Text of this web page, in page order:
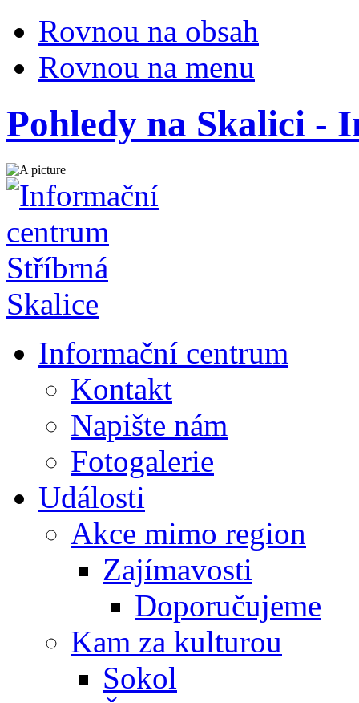
Rovnou na obsah
Rovnou na menu
Pohledy na Skalici -
Informační centrum
Kontakt
Napište nám
Fotogalerie
Události
Akce mimo region
Zajímavosti
Doporučujeme
Kam za kulturou
Sokol